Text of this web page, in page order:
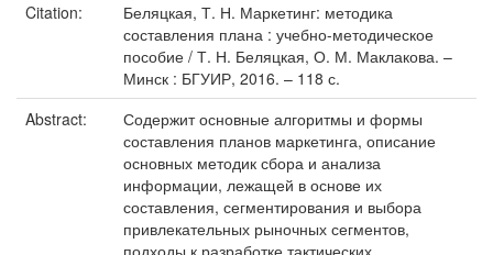
Citation:
Беляцкая, Т. Н. Маркетинг: методика
составления плана : учебно-методическое
пособие / Т. Н. Беляцкая, О. М. Маклакова. –
Минск : БГУИР, 2016. – 118 с.
Abstract:
Содержит основные алгоритмы и формы
составления планов маркетинга, описание
основных методик сбора и анализа
информации, лежащей в основе их
составления, сегментирования и выбора
привлекательных рыночных сегментов,
подходы к разработке тактических